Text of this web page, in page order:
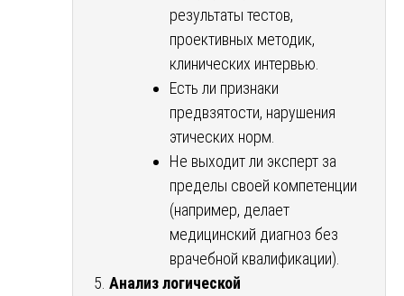
результаты тестов,
проективных методик,
клинических интервью.
Есть ли признаки
предвзятости, нарушения
этических норм.
Не выходит ли эксперт за
пределы своей компетенции
(например, делает
медицинский диагноз без
врачебной квалификации).
Анализ логической